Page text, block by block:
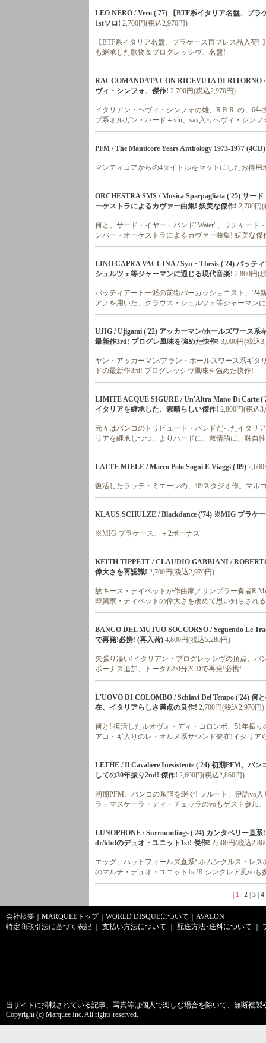
LEO NERO / Vero ('77) 【BTF系イタリア名盤、プ
1stソロ! 2,700円(税込2,970円)
【BTF系イタリア名盤、プラケース再プレス品入荷!
も継承した歌物＆プログレッシヴ、名盤!
RACCOMANDATA CON RICEVUTA DI RITORNO
ヴィ・シンフォ、傑作! 2,700円(税込2,970円)
イタリアン・ヘヴィ・シンフォの雄、R.R.R. の、6
プ系オルガン・ハード＋vln、sax入りヘヴィ・シン
PFM / The Manticore Years Anthology 1973-1977 (4CD)
マンティコアからの4タイトルをセットにしたお得用
ORCHESTRA SMS / Musica Sparpagliata ('25) サー
ーケストラによるカヴァー曲集! 妖美な傑作! 2,700円
何と、サード・イヤー・バンド"Water"、リチャー
ンバー・オーケストラによるカヴァー曲集! 妖美な傑
LINO CAPRA VACCINA / Syn・Thesis ('24) バッテ
シュルツェ等ジャーマンに通じる現代音楽! 2,800円(
バッティアート一派の前衛パーカッショニスト、'24
アノを用いた、クラウス・シュルツェ等ジャーマン
UJIG / Ujigami ('22) アッカーマン/ホールズワース系
最新作3rd! プログレ風味を強めた快作! 3,000円(税込
ヤン・アッカーマン/アラン・ホールズワース系ギ
ドの最新作3rd! プログレッシヴ風味を強めた快作!
LIMITE ACQUE SIGURE / Un'Altra Mano Di Carte
イタリアを継承した、素晴らしい傑作! 2,800円(税込
元々はバンコのトリビュート・バンドだったイタリ
リアを継承しつつ、よりハードに、叙情的に、独自
LATTE MIELE / Marco Polo Sogni E Viaggi ('09)
復活したラッテ・ミエーレの、'09スタジオ作。マル
KLAUS SCHULZE / Blackdance ('74) ※MIG プラケ
※MIG プラケース、＋2ボーナス
KEITH TIPPETT / CLAUDIO GABBIANI /
偉大さを再認識! 2,700円(税込2,970円)
故キース・テイペットが作曲家／サンプラー奏者
即興家・ティペットの偉大さを改めて思い知らされ
BANCO DEL MUTUO SOCCORSO / Seguendo Le
で再発!必携! (再入荷) 4,800円(税込5,280円)
矢張り凄い!イタリアン・プログレッシヴの頂点、
ボーナス追加、トータル90分2CDで再発!必携!
L'UOVO DI COLOMBO / Schiavi Del Tempo ('24) 何
在、イタリアらしさ満点の良作! 2,700円(税込2,970円)
何と! 復活したルオヴォ・ディ・コロンボ、51年振
アコ・ギ入りのレ・オルメ系サウンド健在!イタリア
LETHE / Il Cavaliere Inesistente ('24) 初期PFM、バ
しての30年振り2nd! 傑作! 2,600円(税込2,860円)
初期PFM、バンコの系譜を継ぐ! フルート、伊語vo
ラ・マスケーラ・ディ・チェッラのvoもゲスト参加
LUNOPHONE / Surroundings ('24) カンタベリー直
dr/kbdのデュオ・ユニット1st! 傑作! 2,600円(税込
エッグ、ハットフィールズ直系! ホムンクルス・レ
のマルチ・デュオ・ユニット1st!R.シンクレア風voも
1 |2 |3 |4
会社概要 MARQUEEトップ｜ WORLD DISQUEについて
AVALON
特定商取引法に基づく表記
支払い方法について 配送方法･送料について
当サイトに掲載されている記事、写真等は個人で楽しむ場合を除いて、無断複
Copyright (c) Marquee Inc. All rights reserved.